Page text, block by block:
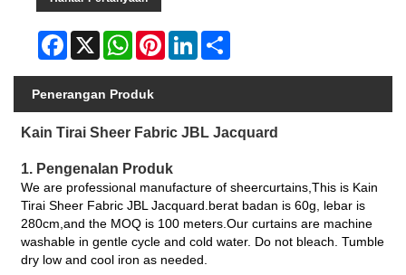
Facebook
X WhatsAppPinterestLinkedIn
Penerangan Produk
Kain Tirai Sheer Fabric JBL Jacquard
1. Pengenalan Produk
We are professional manufacture of sheercurtains,This is Kain
Tirai Sheer Fabric JBL Jacquard.berat badan is 60g, lebar is
280cm,and the MOQ is 100 meters.Our curtains are machine
washable in gentle cycle and cold water. Do not bleach. Tumble
dry low and cool iron as needed.